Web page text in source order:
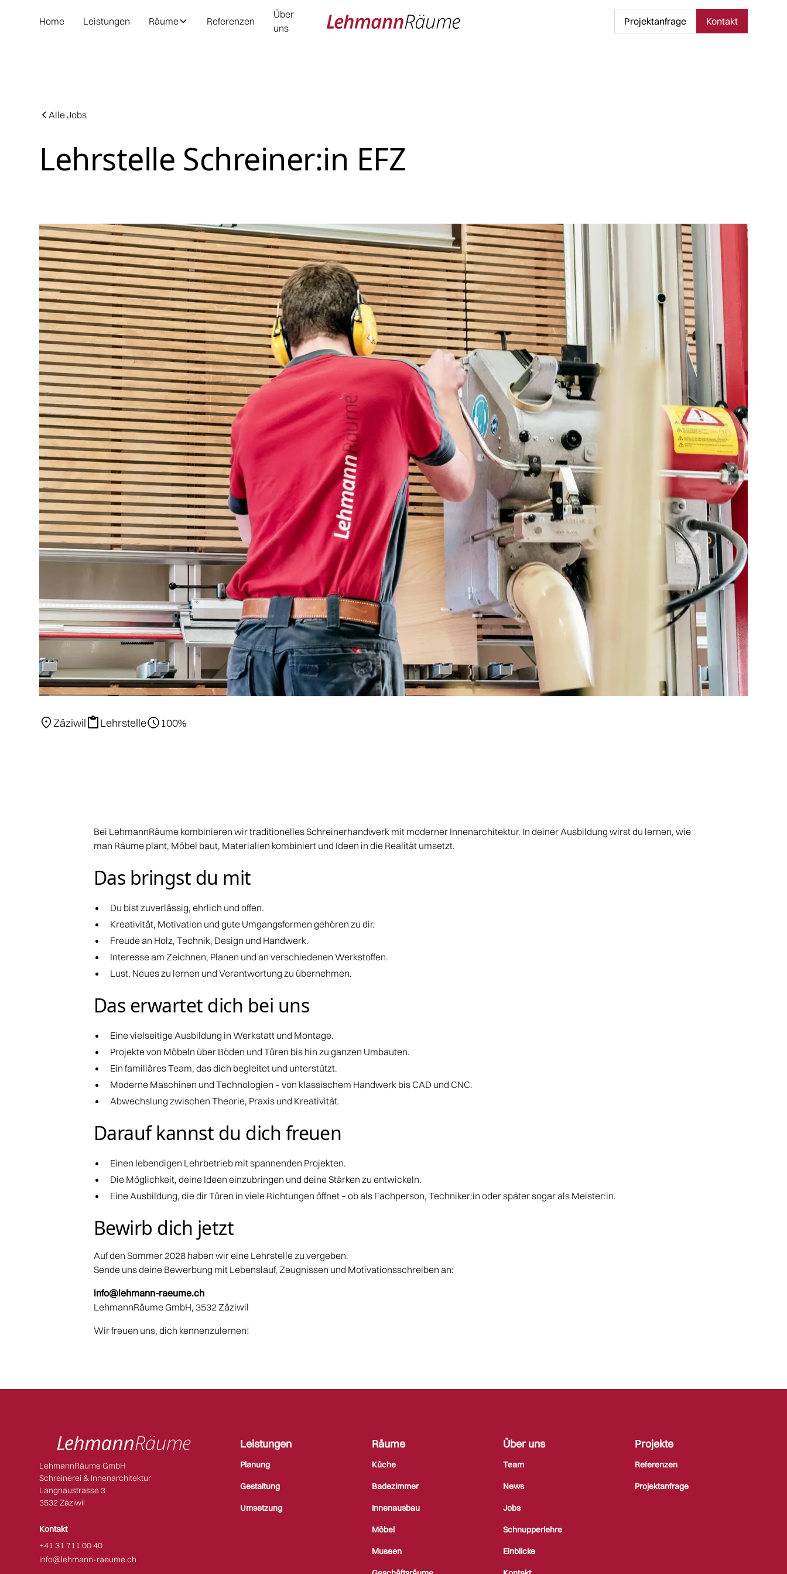
Home Leistungen Räume Referenzen
Über
uns
Projektanfrage Kontakt
Alle Jobs
Lehrstelle Schreiner:in EFZ
Zäziwil Lehrstelle 100%
Bei LehmannRäume kombinieren wir traditionelles Schreinerhandwerk mit moderner Innenarchitektur. In deiner Ausbildung wirst du lernen, wie
man Räume plant, Möbel baut, Materialien kombiniert und Ideen in die Realität umsetzt.
Das bringst du mit
Du bist zuverlässig, ehrlich und offen.
Kreativität, Motivation und gute Umgangsformen gehören zu dir.
Freude an Holz, Technik, Design und Handwerk.
Interesse am Zeichnen, Planen und an verschiedenen Werkstoffen.
Lust, Neues zu lernen und Verantwortung zu übernehmen.
Das erwartet dich bei uns
Eine vielseitige Ausbildung in Werkstatt und Montage.
Projekte von Möbeln über Böden und Türen bis hin zu ganzen Umbauten.
Ein familiäres Team, das dich begleitet und unterstützt.
Moderne Maschinen und Technologien – von klassischem Handwerk bis CAD und CNC.
Abwechslung zwischen Theorie, Praxis und Kreativität.
Darauf kannst du dich freuen
Einen lebendigen Lehrbetrieb mit spannenden Projekten.
Die Möglichkeit, deine Ideen einzubringen und deine Stärken zu entwickeln.
Eine Ausbildung, die dir Türen in viele Richtungen öffnet – ob als Fachperson, Techniker:in oder später sogar als Meister:in.
Bewirb dich jetzt
Auf den Sommer 2028 haben wir eine Lehrstelle zu vergeben.
Sende uns deine Bewerbung mit Lebenslauf, Zeugnissen und Motivationsschreiben an:
info@lehmann-raeume.ch
LehmannRäume GmbH, 3532 Zäziwil
Wir freuen uns, dich kennenzulernen!
LehmannRäume GmbH
Schreinerei & Innenarchitektur
Langnaustrasse 3
3532 Zäziwil​​
Kontakt
+41 31 711 00 40
info@lehmann-raeume.ch
Leistungen
Planung
Gestaltung
Umsetzung
Räume
Küche
Badezimmer
Innenausbau
Möbel
Museen
Über uns
Team
News
Jobs
Schnupperlehre
Einblicke
Projekte
Referenzen
Projektanfrage